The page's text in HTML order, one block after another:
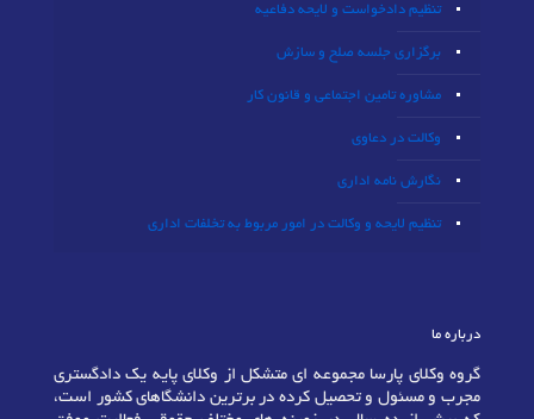
تنظیم دادخواست و لایحه دفاعیه
برگزاری جلسه صلح و سازش
مشاوره تامین اجتماعی و قانون کار
وکالت در دعاوی
نگارش نامه اداری
تنظیم لایحه و وکالت در امور مربوط به تخلفات اداری
درباره ما
گروه وکلای پارسا مجموعه ای متشکل از وکلای پایه یک دادگستری
مجرب و مسئول و تحصیل کرده در برترین دانشگاهای کشور است،